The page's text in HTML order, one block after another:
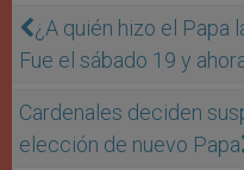
¿A quién hizo el Papa
Fue el sábado 19 y
Cardenales deciden
elección de nuevo Papa